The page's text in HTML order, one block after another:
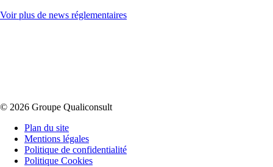
Voir plus de news réglementaires
© 2026 Groupe Qualiconsult
Plan du site
Mentions légales
Politique de confidentialité
Politique Cookies